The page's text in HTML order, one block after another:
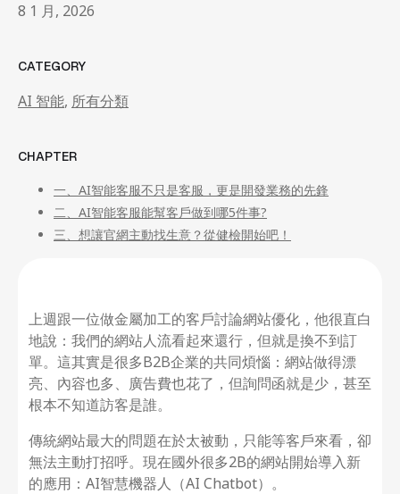
News
05
Contact Us
8 1 月, 2026
CATEGORY
AI 智能, 所有分類
CHAPTER
一、AI智能客服不只是客服，更是開發業務的先鋒
二、AI智能客服能幫客戶做到哪5件事?
三、想讓官網主動找生意？從健檢開始吧！
上週跟一位做金屬加工的客戶討論網站優化，他很直白
地說：我們的網站人流看起來還行，但就是換不到訂
單。這其實是很多B2B企業的共同煩惱：網站做得漂
亮、內容也多、廣告費也花了，但詢問函就是少，甚至
根本不知道訪客是誰。
傳統網站最大的問題在於太被動，只能等客戶來看，卻
無法主動打招呼。現在國外很多2B的網站開始導入新
的應用：AI智慧機器人（AI Chatbot）。